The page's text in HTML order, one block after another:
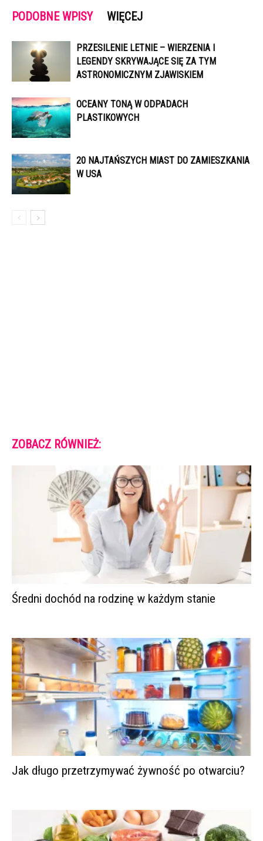
PODOBNE WPISY WIĘCEJ
PRZESILENIE LETNIE – WIERZENIA I
LEGENDY SKRYWAJĄCE SIĘ ZA TYM
ASTRONOMICZNYM ZJAWISKIEM
OCEANY TONĄ W ODPADACH
PLASTIKOWYCH
20 NAJTAŃSZYCH MIAST DO ZAMIESZKANIA
W USA
ZOBACZ RÓWNIEŻ:
Średni dochód na rodzinę w każdym stanie
Jak długo przetrzymywać żywność po otwarciu?